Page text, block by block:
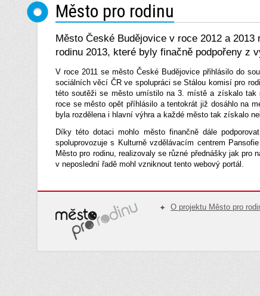
Město pro rodinu
Město České Budějovice v roce 2012 a
rodinu 2013, které byly finačně podpořeny z
V roce 2011 se město České Budějovice přihlásilo do
sociálních věcí ČR ve spolupráci se Stálou komisí pro
této soutěži se město umístilo na 3. místě a získalo
roce se město opět příhlásilo a tentokrát již dosáhlo na
byla rozdělena i hlavní výhra a každé město tak získalo
Díky této dotaci mohlo město finančně dále
spoluprovozuje s Kulturně vzdělávacím centrem
Město pro rodinu, realizovaly se různé přednášky jak
v neposlední řadě mohl vzniknout tento webový portál.
O projektu Město pro